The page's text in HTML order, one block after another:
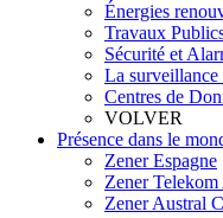
Énergies
Travaux
Sécurité et
La surveillance
Centres de
VOLVER
Présence dans le
Zener Espagne
Zener
Zener Austral